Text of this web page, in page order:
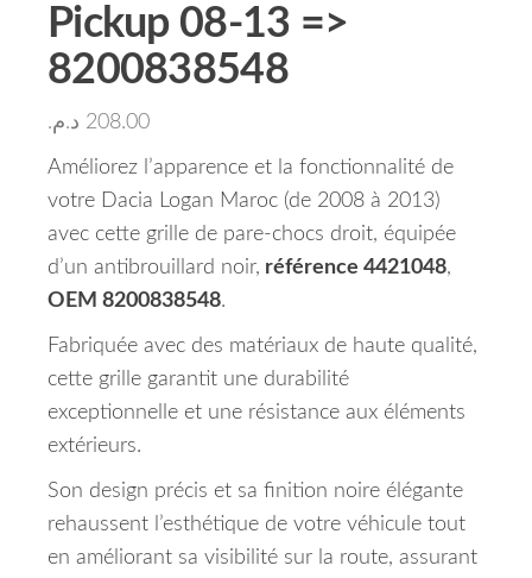
Pickup 08-13 =>
8200838548
208.00 د.م.
Améliorez l’apparence et la fonctionnalité de
votre Dacia Logan Maroc (de 2008 à 2013)
avec cette grille de pare-chocs droit, équipée
d’un antibrouillard noir, référence 4421048,
OEM 8200838548.
Fabriquée avec des matériaux de haute qualité,
cette grille garantit une durabilité
exceptionnelle et une résistance aux éléments
extérieurs.
Son design précis et sa finition noire élégante
rehaussent l’esthétique de votre véhicule tout
en améliorant sa visibilité sur la route, assurant